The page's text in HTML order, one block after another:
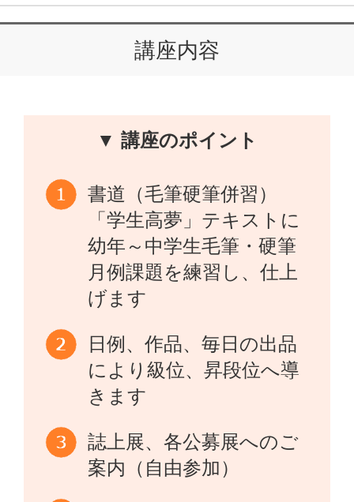
講座内容
▼ 講座のポイント
書道（毛筆硬筆併習）
「学生高夢」テキストに
幼年～中学生毛筆・硬筆
月例課題を練習し、仕上
げます
日例、作品、毎日の出品
により級位、昇段位へ導
きます
誌上展、各公募展へのご
案内（自由参加）